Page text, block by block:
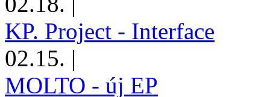
KP. Project - Interface
02.15. |
MOLTO - új EP